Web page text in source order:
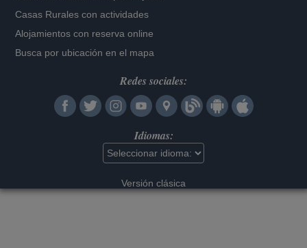
Casas Rurales con actividades
Alojamientos con reserva online
Busca por ubicación en el mapa
Redes sociales:
Idiomas:
Versión clásica